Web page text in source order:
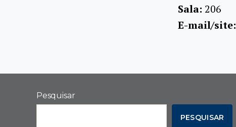
Sala: 206
E-mail/site:
Pesquisar
PESQUISAR